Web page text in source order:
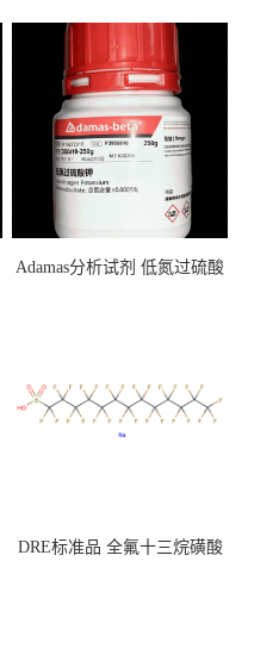
Adamas分析试剂 低氮过硫酸
DRE标准品 全氟十三烷磺酸